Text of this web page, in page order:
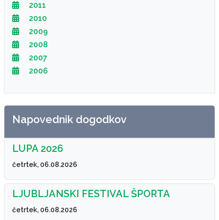
2011
2010
2009
2008
2007
2006
Napovednik dogodkov
LUPA 2026
četrtek, 06.08.2026
LJUBLJANSKI FESTIVAL ŠPORTA
četrtek, 06.08.2026